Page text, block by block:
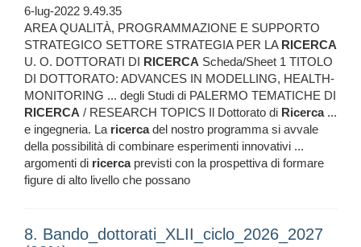
6-lug-2022 9.49.35
AREA QUALITÀ, PROGRAMMAZIONE E SUPPORTO
STRATEGICO SETTORE STRATEGIA PER LA RICERCA
U. O. DOTTORATI DI RICERCA Scheda/Sheet 1 TITOLO
DI DOTTORATO: ADVANCES IN MODELLING, HEALTH-
MONITORING ... degli Studi di PALERMO TEMATICHE DI
RICERCA / RESEARCH TOPICS Il Dottorato di Ricerca...
e ingegneria. La ricercadel nostro programma si avvale
della possibilità di combinare esperimenti innovativi ...
argomenti di ricercaprevisti con la prospettiva di formare
figure di alto livello che possano
8. Bando_dottorati_XLII_ciclo_2026_2027